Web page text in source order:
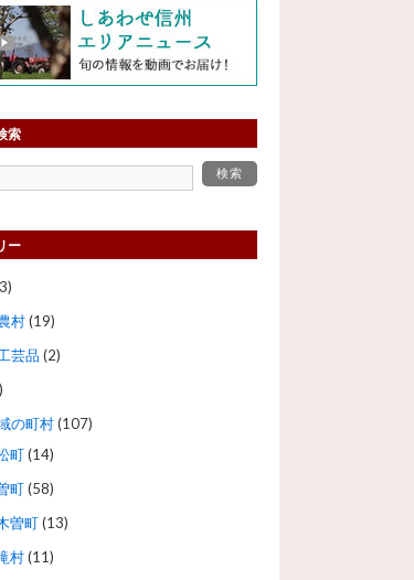
索
ー
村(19)
芸品 (2)
の町村(107)
町(14)
町(58)
曽町(13)
村(11)